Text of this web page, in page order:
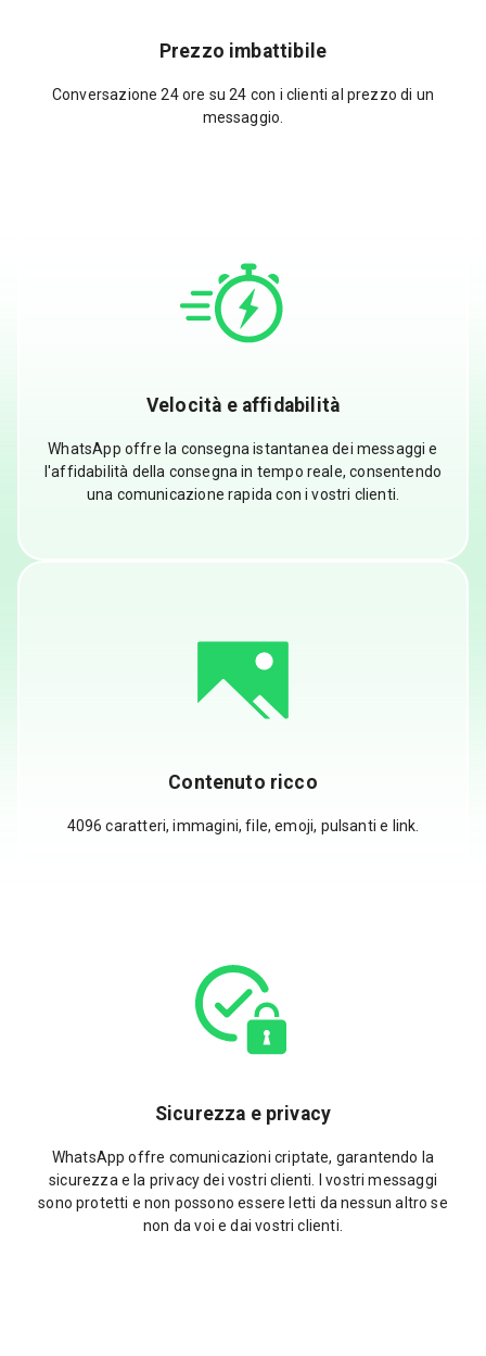
Prezzo imbattibile
Conversazione 24 ore su 24 con i clienti al prezzo di un
messaggio.
Velocità e affidabilità
WhatsApp offre la consegna istantanea dei messaggi e
l'affidabilità della consegna in tempo reale, consentendo
una comunicazione rapida con i vostri clienti.
Contenuto ricco
4096 caratteri, immagini, file, emoji, pulsanti e link.
Sicurezza e privacy
WhatsApp offre comunicazioni criptate, garantendo la
sicurezza e la privacy dei vostri clienti. I vostri messaggi
sono protetti e non possono essere letti da nessun altro se
non da voi e dai vostri clienti.